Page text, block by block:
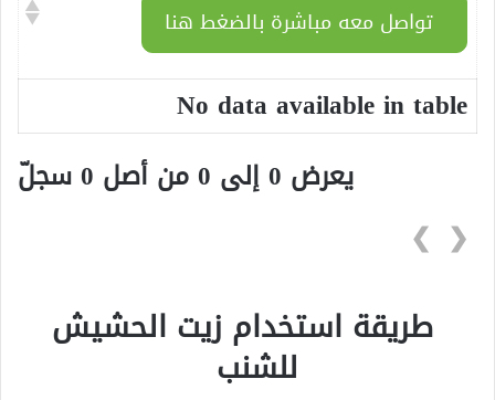
تواصل معه مباشرة بالضغط هنا
No data available in table
يعرض 0 إلى 0 من أصل 0 سجلّ
❮
❯
طريقة استخدام زيت الحشيش
للشنب